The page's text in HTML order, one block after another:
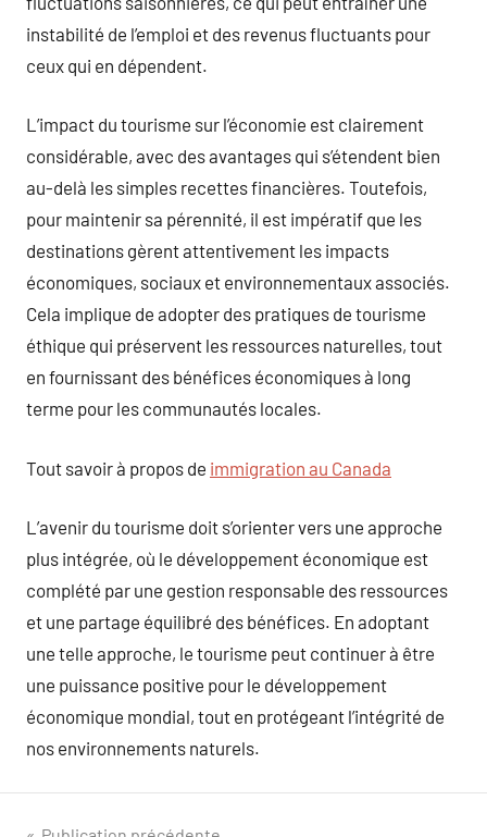
instabilité de l’emploi et des revenus fluctuants pour
ceux qui en dépendent.
L’impact du tourisme sur l’économie est clairement
considérable, avec des avantages qui s’étendent bien
au-delà les simples recettes financières. Toutefois,
pour maintenir sa pérennité, il est impératif que les
destinations gèrent attentivement les impacts
économiques, sociaux et environnementaux associés.
Cela implique de adopter des pratiques de tourisme
éthique qui préservent les ressources naturelles, tout
en fournissant des bénéfices économiques à long
terme pour les communautés locales.
Tout savoir à propos de immigration au Canada
L’avenir du tourisme doit s’orienter vers une approche
plus intégrée, où le développement économique est
complété par une gestion responsable des ressources
et une partage équilibré des bénéfices. En adoptant
une telle approche, le tourisme peut continuer à être
une puissance positive pour le développement
économique mondial, tout en protégeant l’intégrité de
nos environnements naturels.